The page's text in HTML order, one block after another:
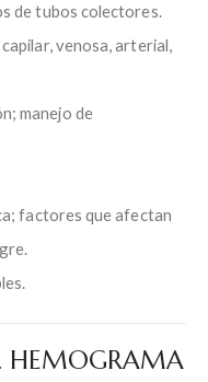
de tubos colectores.
venosa, arterial,
manejo de
factores que afectan
HEMOGRAMA